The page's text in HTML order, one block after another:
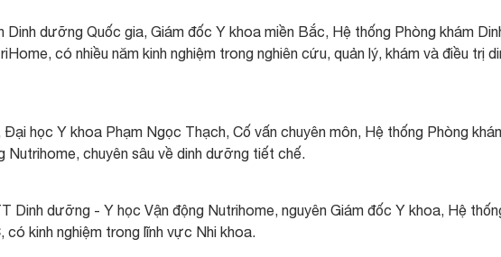
Dinh dưỡng Quốc gia, Giám đốc Y khoa miền Bắc, Hệ thống Phòng khám
có nhiều năm kinh nghiệm trong nghiên cứu, quản lý, khám và điều trị
học Y khoa Phạm Ngọc Thạch, Cố vấn chuyên môn, Hệ thống Phòng
Nutrihome, chuyên sâu về dinh dưỡng tiết chế.
Dinh dưỡng - Y học Vận động Nutrihome, nguyên Giám đốc Y khoa, Hệ
có kinh nghiệm trong lĩnh vực Nhi khoa.